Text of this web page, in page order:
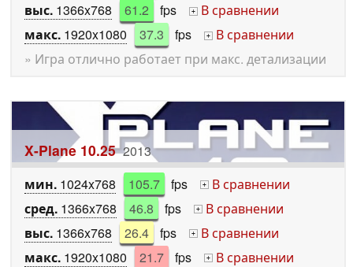
выс. 1366x768 61.2 fps +
В сравнении
макс. 1920x1080 37.3 fps +
В сравнении
» Игра отлично работает при макс. детализации
X-Plane 10.25 2013
мин. 1024x768 105.7 fps +
В сравнении
сред. 1366x768 46.8 fps +
В сравнении
выс. 1366x768 26.4 fps +
В сравнении
макс. 1920x1080 21.7 fps +
В сравнении